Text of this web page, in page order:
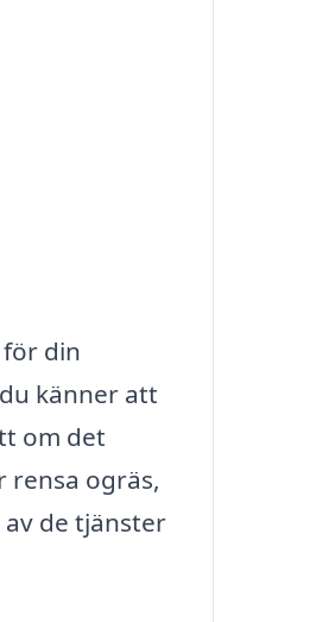
din
känner att
om det
rensa ogräs,
de tjänster